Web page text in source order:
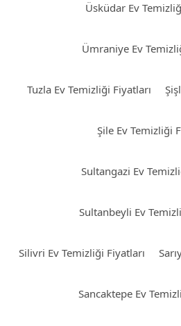
Üsküdar Ev
Ümraniye Ev
Tuzla Ev Temizliği Fiyatları
Şile Ev Temizliği
Sultangazi Ev
Sultanbeyli Ev
Silivri Ev Temizliği Fiyatları
Sancaktepe Ev